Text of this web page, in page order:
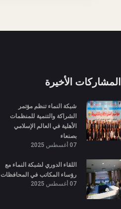
المشاركات الأخيرة
شبكة النماء تنظم مؤتمر
الشراكة والتنمية للمنظمات
الأهلية في العالم الإسلامي
بصنعاء
07 أغسطس 2025
اللقاء الدوري لشبكة النماء مع
رؤساء المكاتب في المحافظات
07 أغسطس 2025